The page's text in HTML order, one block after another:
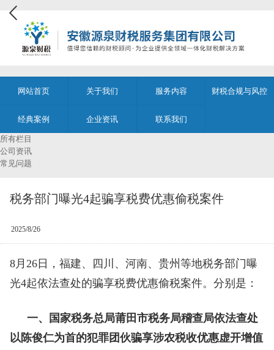
网站首页 关于我们 服务内容 财税合规与风控
经典案例 企业资讯 联系我们
所有栏目
公司资讯
常见问题
税务部门曝光4起骗享税费优惠偷税案件
2025/8/26
8月26日，福建、四川、河南、贵州等地税务部门曝
光4起依法查处的骗享税费优惠偷税案件。分别是：
一、国家税务总局莆田市税务局稽查局依法查处
以陈俊仁为首的犯罪团伙骗享涉农税收优惠虚开增值